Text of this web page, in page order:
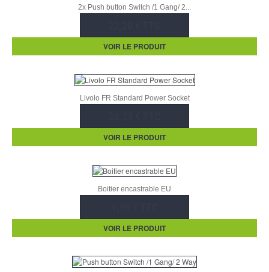
2x Push button Switch /1 Gang/ 2...
VOIR LE PRODUIT
Livolo FR Standard Power Socket
VOIR LE PRODUIT
Boitier encastrable EU
VOIR LE PRODUIT